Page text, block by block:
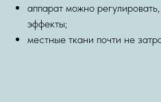
аппарат можно
эффекты;
местные ткани почти не